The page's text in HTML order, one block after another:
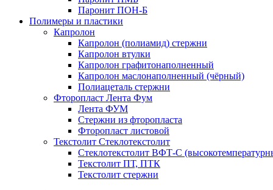
Паронит ПОН-Б
Полимеры и пластики
Капролон
Капролон (полиамид) стержни
Капролон втулки
Капролон графитонаполненный
Капролон маслонаполненный (чёрный)
Полиацеталь стержни
Фторопласт Лента Фум
Лента ФУМ
Стержни из фторопласта
Фторопласт листовой
Текстолит Стеклотекстолит
Стеклотекстолит ВФТ-С
Текстолит ПТ, ПТК
Текстолит стержни